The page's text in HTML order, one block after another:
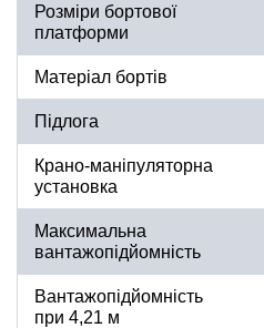
Розміри бортової
платформи
Матеріал бортів
Підлога
Крано-маніпуляторна
установка
Максимальна
вантажопідйомність
Вантажопідйомність
при 4,21 м